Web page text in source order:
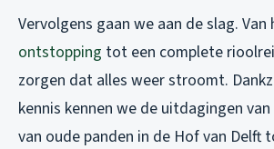
Vervolgens gaan we aan de slag.
ontstopping tot een complete
zorgen dat alles weer stroomt.
kennis kennen we de uitdagingen
van oude panden in de Hof van Delft